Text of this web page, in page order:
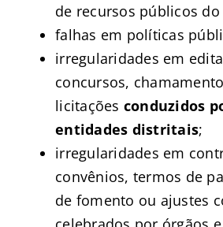
de recursos públicos do
falhas em políticas
irregularidades em
concursos,
licitações conduzidos
entidades distritais;
irregularidades em
convênios, termos de
de fomento ou ajustes